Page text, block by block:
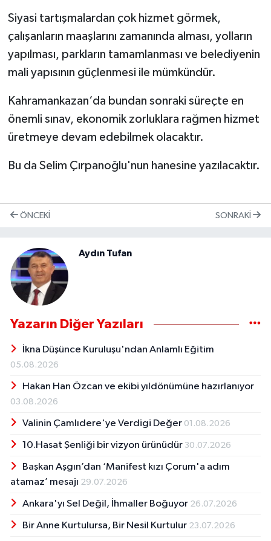
Siyasi tartışmalardan çok hizmet görmek,
çalışanların maaşlarını zamanında alması, yolların
yapılması, parkların tamamlanması ve belediyenin
mali yapısının güçlenmesi ile mümkündür.
Kahramankazan‘da bundan sonraki süreçte en
önemli sınav, ekonomik zorluklara rağmen hizmet
üretmeye devam edebilmek olacaktır.
Bu da Selim Çırpanoğlu'nun hanesine yazılacaktır.
ÖNCEKI SONRAKI
Aydın Tufan
Yazarın Diğer Yazıları
İkna Düşünce Kuruluşu'ndan Anlamlı Eğitim
05.08.2026
Hakan Han Özcan ve ekibi yıldönümüne hazırlanıyor
03.08.2026
Valinin Çamlıdere'ye Verdigi Değer 01.08.2026
10.Hasat Şenliği bir vizyon ürünüdür 30.07.2026
Başkan Aşgın’dan ‘Manifest kızı Çorum'a adım
atamaz’ mesajı 29.07.2026
Ankara'yı Sel Değil, İhmaller Boğuyor 26.07.2026
Bir Anne Kurtulursa, Bir Nesil Kurtulur 23.07.2026